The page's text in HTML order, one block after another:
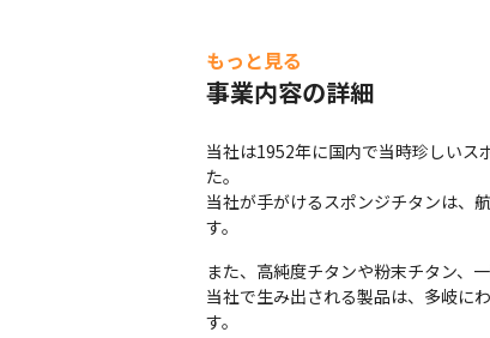
もっと見る
事業内容の詳細
当社は1952年に国内で当時珍しいス
た。
当社が手がけるスポンジチタンは、
す。
また、高純度チタンや粉末チタン、
当社で生み出される製品は、多岐に
す。